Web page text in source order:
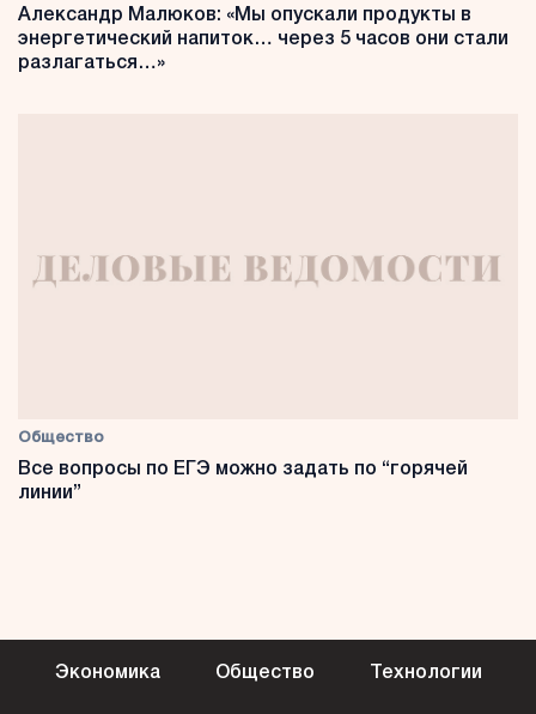
Александр Малюков: «Мы опускали продукты в
энергетический напиток… через 5 часов они стали
разлагаться…»
Общество
Все вопросы по ЕГЭ можно задать по “горячей
линии”
Экономика Общество Технологии